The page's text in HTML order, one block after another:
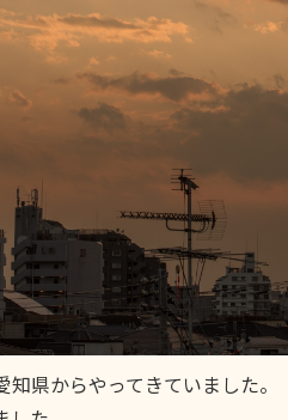
県からやってきていました。